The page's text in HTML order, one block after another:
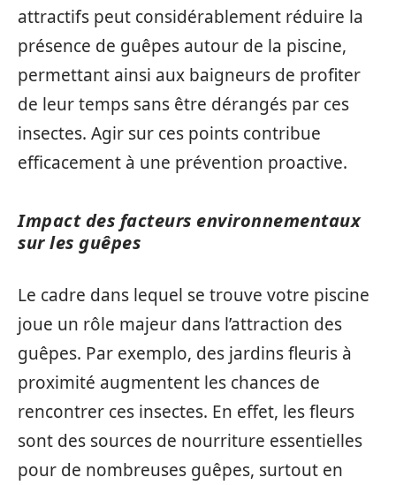
attractifs peut considérablement réduire la
présence de guêpes autour de la piscine,
permettant ainsi aux baigneurs de profiter
de leur temps sans être dérangés par ces
insectes. Agir sur ces points contribue
efficacement à une prévention proactive.
Impact des facteurs environnementaux
sur les guêpes
Le cadre dans lequel se trouve votre piscine
joue un rôle majeur dans l’attraction des
guêpes. Par exemplo, des jardins fleuris à
proximité augmentent les chances de
rencontrer ces insectes. En effet, les fleurs
sont des sources de nourriture essentielles
pour de nombreuses guêpes, surtout en